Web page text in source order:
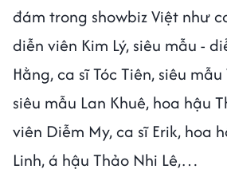
đám trong showbiz Việt như
diễn viên Kim Lý, siêu mẫu -
Hằng, ca sĩ Tóc Tiên, siêu mẫu
siêu mẫu Lan Khuê, hoa hậu
viên Diễm My, ca sĩ Erik, hoa
Linh, á hậu Thảo Nhi Lê,…